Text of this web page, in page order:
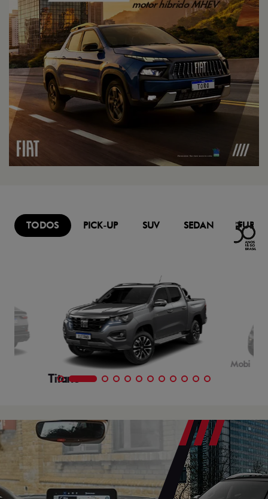
TODOS PICK-UP SUV SEDAN
Titano
Mobi